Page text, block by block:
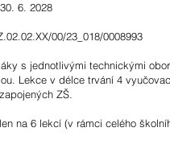
6. 2028
00/23_018/0008993
s jednotlivými technickými
Lekce v délce trvání 4
ZŠ.
na 6 lekcí (v rámci celého